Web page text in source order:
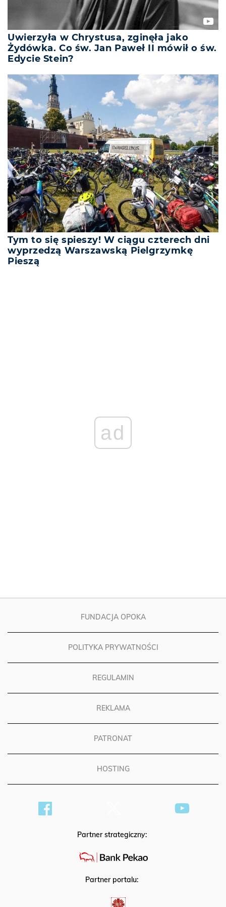
Uwierzyła w Chrystusa, zginęła jako
Żydówka. Co św. Jan Paweł II mówił o św.
Edycie Stein?
Tym to się spieszy! W ciągu czterech dni
wyprzedzą Warszawską Pielgrzymkę
Pieszą
FUNDACJA OPOKA
POLITYKA PRYWATNOŚCI
REGULAMIN
REKLAMA
PATRONAT
HOSTING
Partner strategiczny:
Partner portalu: